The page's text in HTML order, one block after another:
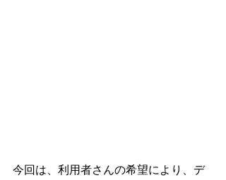
今回は、利用者さんの希望により、デ